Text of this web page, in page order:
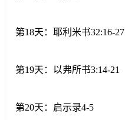
第18天：耶利米书32:16-27
第19天：以弗所书3:14-21
第20天：启示录4-5